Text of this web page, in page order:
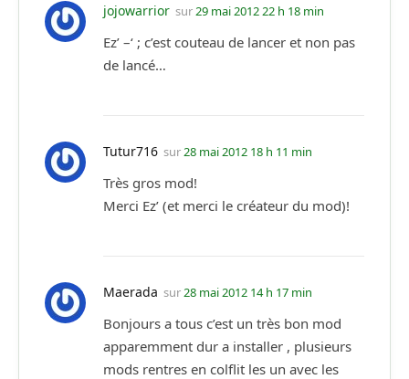
jojowarrior sur29 mai 2012 22 h 18 min
Ez’ –‘ ; c’est couteau de lancer et non pas
de lancé…
Tutur716 sur28 mai 2012 18 h 11 min
Très gros mod!
Merci Ez’ (et merci le créateur du mod)!
Maerada sur28 mai 2012 14 h 17 min
Bonjours a tous c’est un très bon mod
apparemment dur a installer , plusieurs
mods rentres en colflit les un avec les